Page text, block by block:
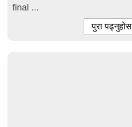
final ...
पुरा पढ्नुहोस